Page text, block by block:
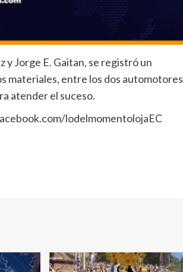
y Jorge E. Gaitan, se registró un
materiales, entre los dos automotores
atender el suceso.
lodelmomentolojaEC